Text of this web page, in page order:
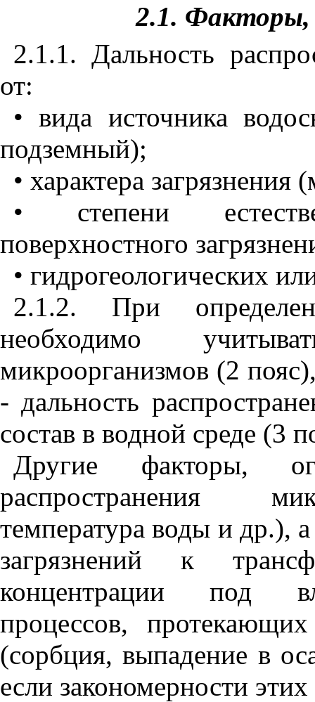
2.1.
2.1.1. Дальность
от:
• вида источника
подземный);
• характера
• степени
поверхностного
• гидрогеологических
2.1.2. При
необходимо
микроорганизмов (2
- дальность
состав в водной среде (3
Другие факторы,
распространения
температура воды и др.),
загрязнений к
концентрации под
процессов,
(сорбция, выпадение в
если закономерности